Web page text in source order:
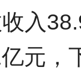
入
元，